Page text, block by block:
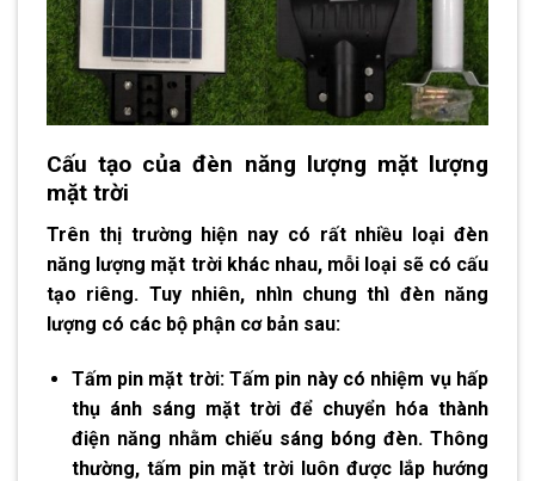
Cấu tạo của đèn năng lượng mặt lượng
mặt trời
Trên thị trường hiện nay có rất nhiều loại đèn
năng lượng mặt trời khác nhau, mỗi loại sẽ có cấu
tạo riêng. Tuy nhiên, nhìn chung thì đèn năng
lượng có các bộ phận cơ bản sau:
Tấm pin mặt trời:Tấm pin này có nhiệm vụ hấp
thụ ánh sáng mặt trời để chuyển hóa thành
điện năng nhằm chiếu sáng bóng đèn. Thông
thường, tấm pin mặt trời luôn được lắp hướng